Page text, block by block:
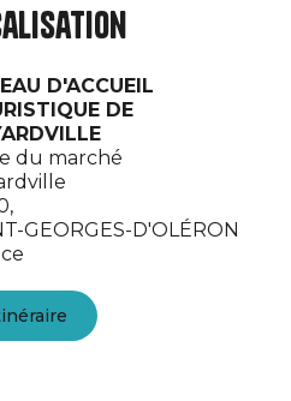
D'ACCUEIL
DE
du marché
GEORGES-D'OLÉRON